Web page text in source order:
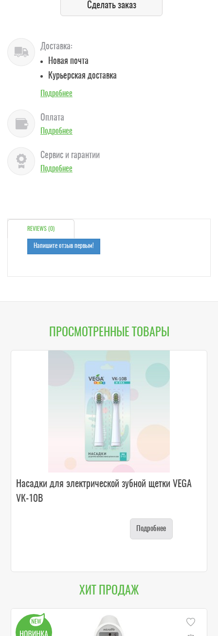
Сделать заказ
Доставка:
Новая почта
Курьерская доставка
Подробнее
Оплата
Подробнее
Сервис и гарантии
Подробнее
REVIEWS (0)
Напишите отзыв первым!
ПРОСМОТРЕННЫЕ ТОВАРЫ
Насадки для электрической зубной щетки VEGA
VK-10B
Подробнее
ХИТ ПРОДАЖ